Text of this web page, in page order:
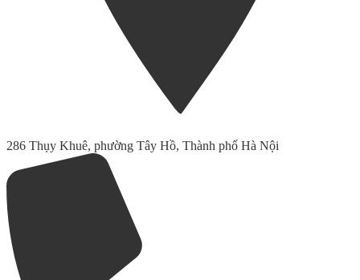
286 Thụy Khuê, phường Tây Hồ, Thành phố Hà Nội